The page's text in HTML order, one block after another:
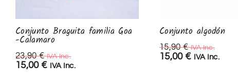
Conjunto Braguita familia Goa
-Calamaro
23,90€ IVA Inc.
15,00 € IVA Inc.
Conjunto algodón
15,90€ IVA Inc.
15,00 € IVA Inc.